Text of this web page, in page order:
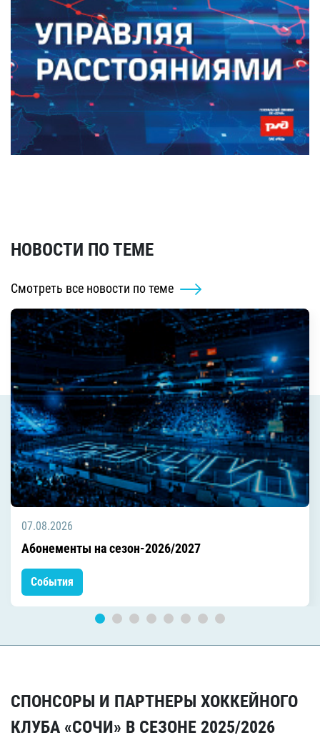
НОВОСТИ ПО ТЕМЕ
Смотреть все новости по теме
07.08.2026
Абонементы на сезон-2026/2027
События
СПОНСОРЫ И ПАРТНЕРЫ ХОККЕЙНОГО
КЛУБА «СОЧИ» В СЕЗОНЕ 2025/2026